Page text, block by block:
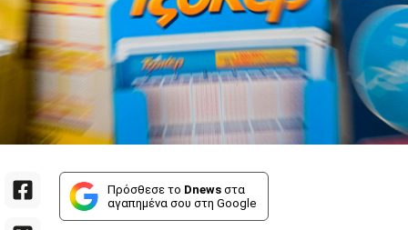
Πρόσθεσε το Dnews στα
αγαπημένα σου στη Google